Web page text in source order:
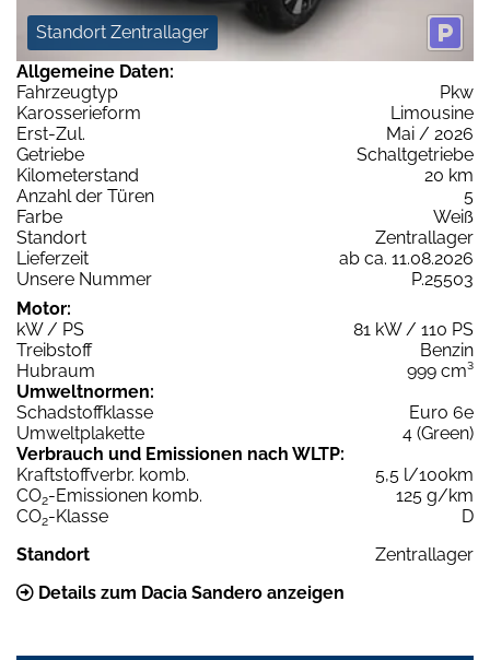
Standort Zentrallager
Allgemeine Daten:
Fahrzeugtyp
Pkw
Karosserieform
Limousine
Erst-Zul.
Mai / 2026
Getriebe
Schaltgetriebe
Kilometerstand
20 km
Anzahl der Türen
5
Farbe
Weiß
Standort
Zentrallager
Lieferzeit
ab ca. 11.08.2026
Unsere Nummer
P.25503
Motor:
kW / PS
81 kW / 110 PS
Treibstoff
Benzin
Hubraum
999 cm³
Umweltnormen:
Schadstoffklasse
Euro 6e
Umweltplakette
4 (Green)
Verbrauch und Emissionen nach WLTP:
Kraftstoffverbr. komb.
5,5 l/100km
CO2-Emissionen komb.
125 g/km
CO2-Klasse
D
Standort
Zentrallager
Details zum Dacia Sandero anzeigen